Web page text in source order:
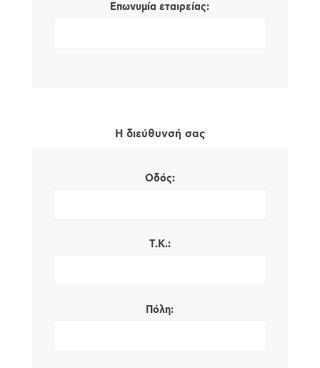
Επωνυμία εταιρείας:
Η διεύθυνσή σας
Οδός:
Τ.Κ.:
Πόλη: